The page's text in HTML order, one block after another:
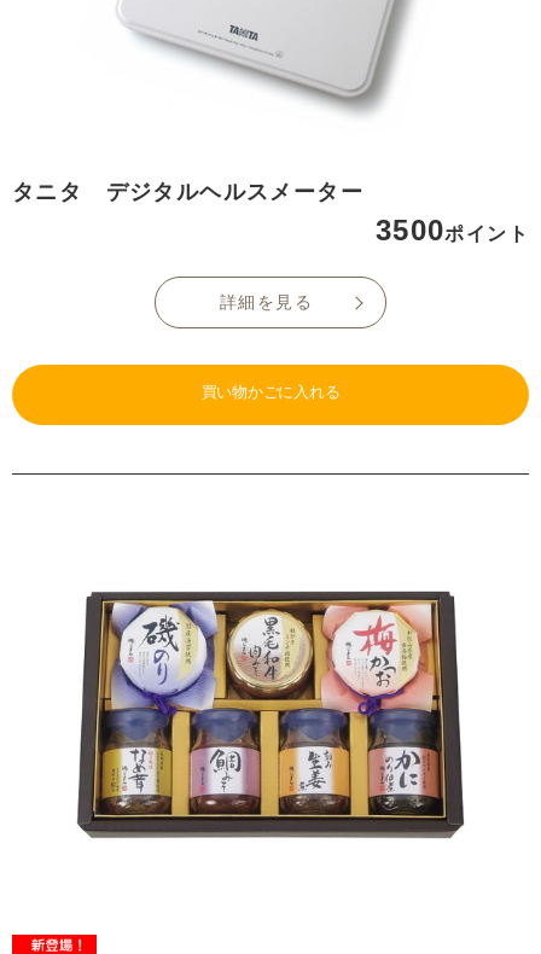
タニタ デジタルヘルスメーター
3500ポイント
詳細を見る
買い物かごに入れる